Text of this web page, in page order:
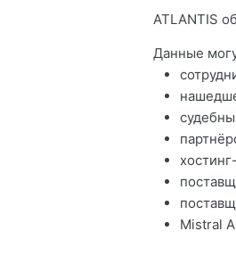
ATLANTIS
Данные
Mistral